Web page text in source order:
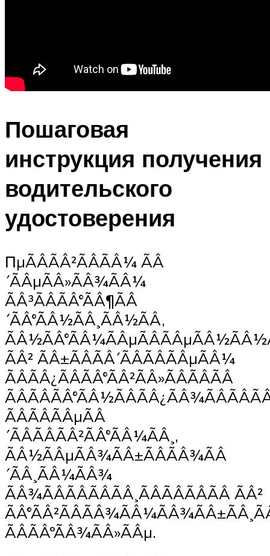
Пошаговая
инструкция получения
водительского
удостоверения
ПµÃÂÃÂ²ÃÂÃÂ¼ ÃÂ
´ÃÂµÃÂ»ÃÂ¾ÃÂ¼
ÃÂ³ÃÂÃÂ°ÃÂ¶ÃÂ
´ÃÂ°ÃÂ½ÃÂ¸ÃÂ½ÃÂ,
ÃÂ² ÃÂ±ÃÂÃÂ´ÃÂÃÂÃÂµÃÂ¼
ÃÂÃÂ¿ÃÂÃÂ°ÃÂ²ÃÂ»ÃÂÃÂÃÂ
ÃÂÃÂÃÂµÃÂ
´ÃÂÃÂÃÂ²ÃÂ°ÃÂ¼ÃÂ¸,
ÃÂ½ÃÂµÃÂ¾ÃÂ±ÃÂÃÂ¾ÃÂ
´ÃÂ¸ÃÂ¼ÃÂ¾
ÃÂ¾ÃÂÃÂÃÂÃÂ¸ÃÂÃÂÃÂÃÂ ÃÂ²
ÃÂÃÂºÃÂ¾ÃÂ»ÃÂµ.